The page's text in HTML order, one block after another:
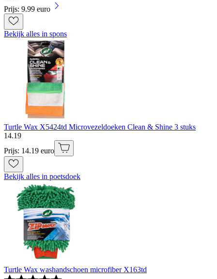
Prijs: 9.99 euro
Bekijk alles in spons
Turtle Wax X5424td Microvezeldoeken Clean & Shine 3 stuks
14.19
Prijs: 14.19 euro
Bekijk alles in poetsdoek
Turtle Wax washandschoen microfiber X163td